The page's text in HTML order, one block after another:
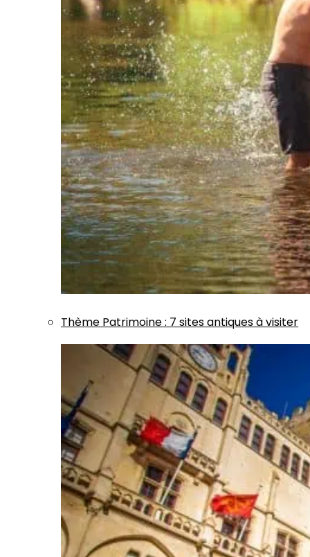
Thème Patrimoine: 7 sites antiques à visiter